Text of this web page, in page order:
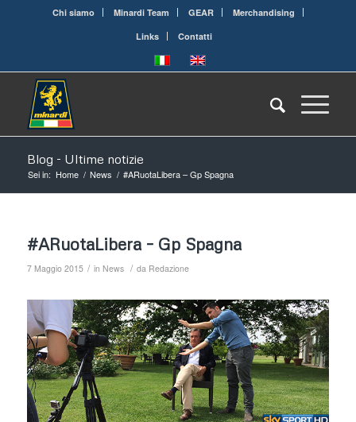
Chi siamo Minardi Team GEAR
Merchandising
Links
Contatti
Blog - Ultime notizie
Sei in: Home / News / #ARuotaLibera – Gp Spagna
#ARuotaLibera – Gp Spagna
7 Maggio 2015 / in News / da Redazione